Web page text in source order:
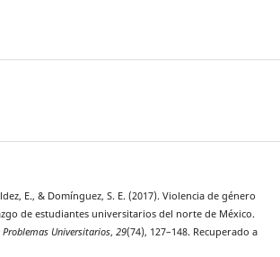
E., & Domínguez, S. E. (2017). Violencia de género
de estudiantes universitarios del norte de México.
Problemas Universitarios, 29(74), 127–148. Recuperado a